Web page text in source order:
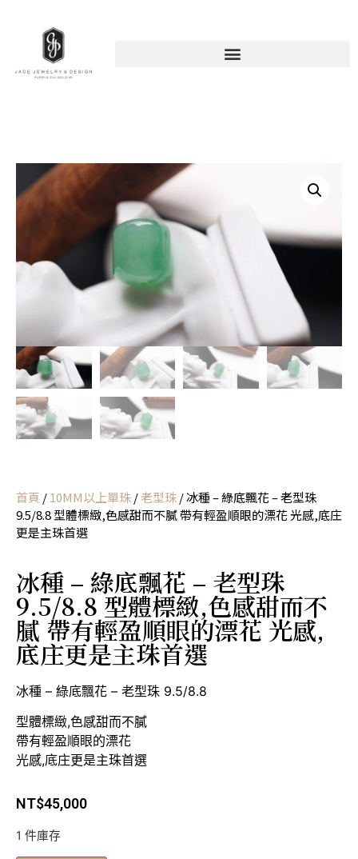
首頁 /10MM以上單珠/老型珠/ 冰種 – 綠底飄花 – 老型珠
9.5/8.8 型體標緻,色感甜而不膩 帶有輕盈順眼的漂花 光感,底庄
更是主珠首選
冰種 – 綠底飄花 – 老型珠
9.5/8.8 型體標緻,色感甜而不
膩 帶有輕盈順眼的漂花 光感,
底庄更是主珠首選
冰種 – 綠底飄花 – 老型珠 9.5/8.8
型體標緻,色感甜而不膩
帶有輕盈順眼的漂花
光感,底庄更是主珠首選
NT$45,000
1 件庫存